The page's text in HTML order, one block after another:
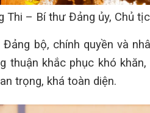
Thi – Bí thư Đảng ủy, Chủ
bộ, chính quyền và
thuận khắc phục khó
trọng, khá toàn diện.